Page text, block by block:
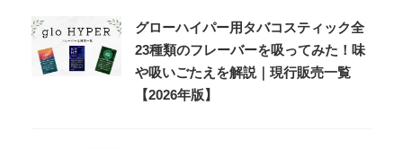
グローハイパー用タバコスティック全
23種類のフレーバーを吸ってみた！味
や吸いごたえを解説｜現行販売一覧
【2026年版】